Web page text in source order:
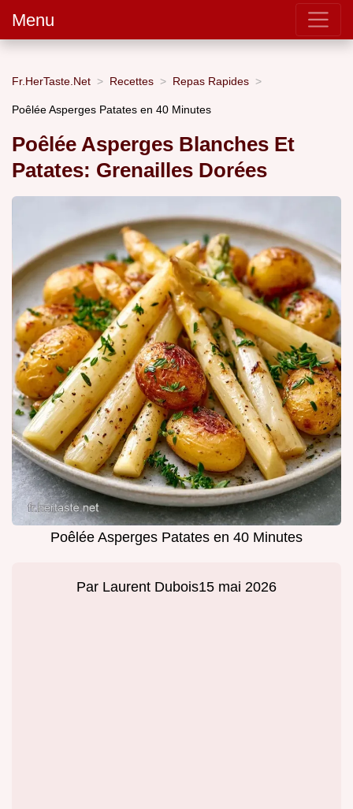
Menu
Fr.HerTaste.Net Recettes Repas Rapides
Poêlée Asperges Patates en 40 Minutes
Poêlée Asperges Blanches Et
Patates: Grenailles Dorées
Poêlée Asperges Patates en 40 Minutes
Par Laurent Dubois15 mai 2026